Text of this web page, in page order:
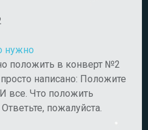
нужно
положить в конверт №2
написано: Положите
все. Что положить
пожалуйста.